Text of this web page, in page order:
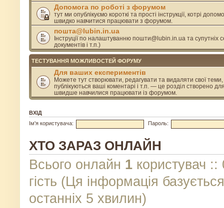
Допомога по роботі з форумом
тут ми опублікуємо короткі та прості інструкції, котрі
швидко навчитися працювати з форумом.
пошта@lubin.in.ua
Інструції по налаштуванню пошти@lubin.in.ua та супутніх
документів і т.п.)
ТЕСТУВАННЯ МОЖЛИВОСТЕЙ ФОРУМУ
Для ваших експериментів
Можете тут створювати, редагувати та видаляти свої теми,
публікуються ваші коментарі і т.п. — це розділ створено
швидше навчилися працювати із форумом.
ВХІД
Ім'я користувача:
Пароль:
ХТО ЗАРАЗ ОНЛАЙН
Всього онлайн 1 користувач ::
гість (Ця інформація
останніх 5 хвилин)